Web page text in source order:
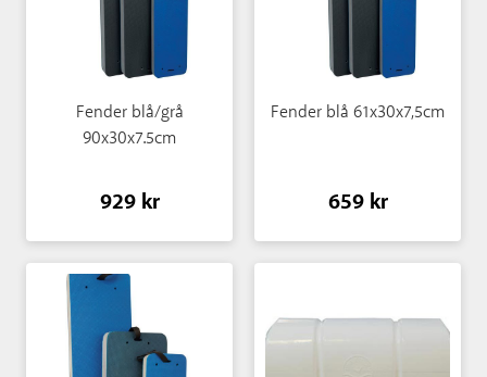
Fender blå/grå
90x30x7.5cm
929 kr
Fender blå 61x30x7,5cm
659 kr